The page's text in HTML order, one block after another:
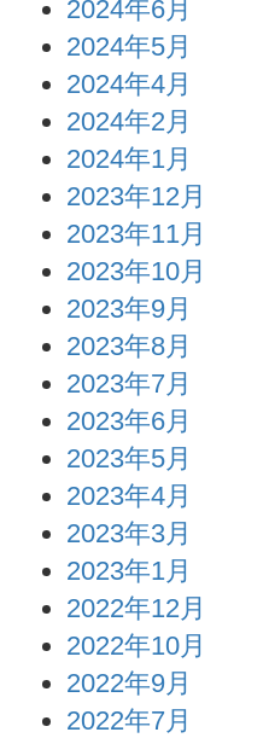
2024年6月
2024年5月
2024年4月
2024年2月
2024年1月
2023年12月
2023年11月
2023年10月
2023年9月
2023年8月
2023年7月
2023年6月
2023年5月
2023年4月
2023年3月
2023年1月
2022年12月
2022年10月
2022年9月
2022年7月